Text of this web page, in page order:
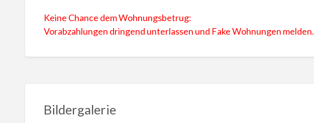
Keine Chance dem Wohnungsbetrug:
Vorabzahlungen dringend unterlassen und Fake Wohnungen melden.
Bildergalerie